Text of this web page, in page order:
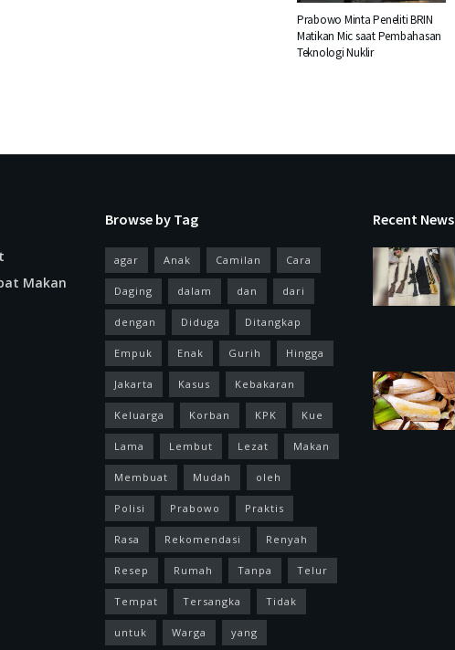
Prabowo Minta Peneliti BRIN
Matikan Mic saat Pembahasan
Teknologi Nuklir
Makan
Browse by Tag
agar Anak Camilan Cara
Daging dalam dan dari
dengan Diduga Ditangkap
Empuk Enak Gurih Hingga
Jakarta Kasus Kebakaran
Keluarga Korban KPK Kue
Lama Lembut Lezat Makan
Membuat Mudah oleh
Polisi Prabowo Praktis
Rasa Rekomendasi Renyah
Resep Rumah Tanpa Telur
Tempat Tersangka Tidak
untuk Warga yang
Recent News